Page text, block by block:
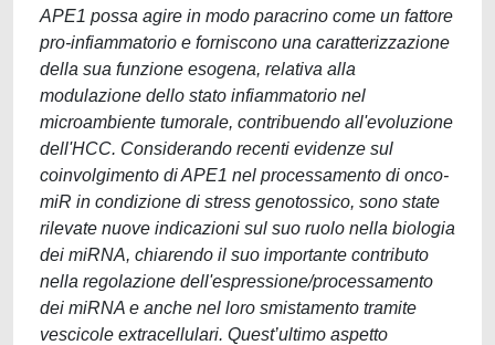
APE1 possa agire in modo paracrino come un fattore
pro-infiammatorio e forniscono una caratterizzazione
della sua funzione esogena, relativa alla
modulazione dello stato infiammatorio nel
microambiente tumorale, contribuendo all'evoluzione
dell'HCC. Considerando recenti evidenze sul
coinvolgimento di APE1 nel processamento di onco-
miR in condizione di stress genotossico, sono state
rilevate nuove indicazioni sul suo ruolo nella biologia
dei miRNA, chiarendo il suo importante contributo
nella regolazione dell'espressione/processamento
dei miRNA e anche nel loro smistamento tramite
vescicole extracellulari. Quest’ultimo aspetto